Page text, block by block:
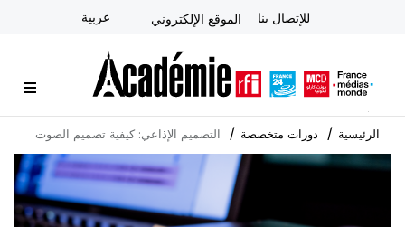
تجاوز
إلى
المحتوى
الرئيسي
للإتصال بنا الموقع الإلكتروني عربية
دورات متخصصة
المشورة الاستراتيجية
التعلم الإلكتروني عن بُعد
الأكاديمية
آخر المستجدات
النشرة الإخباريةالرئيسية دورات متخصصة التصميم الإذاعي: كيفية تصميم الصوت
Cover